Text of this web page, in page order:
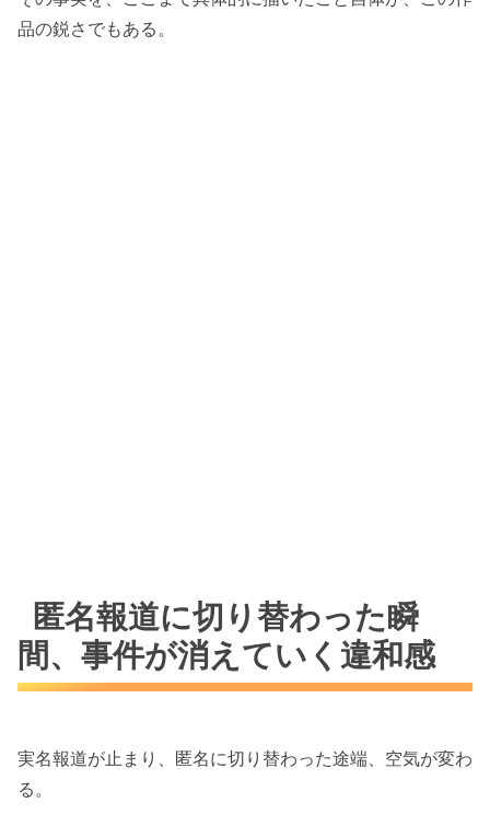
品の鋭さでもある。
匿名報道に切り替わった瞬
間、事件が消えていく違和感
実名報道が止まり、匿名に切り替わった途端、空気が変わ
る。